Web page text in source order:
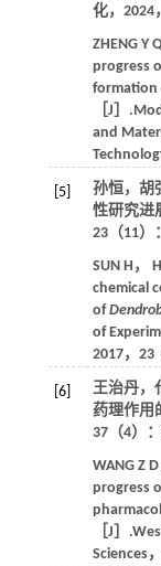
化， 2024，
ZHENG Y
progress
formation
［J］.
and
[5] 孙恒，胡
性研究进
23（11）
SUN H ，
chemical
of
of
2017， 23
[6] 王治丹，
药理作用
37（4）
WANG Z D
progress
［J］.
Sciences，